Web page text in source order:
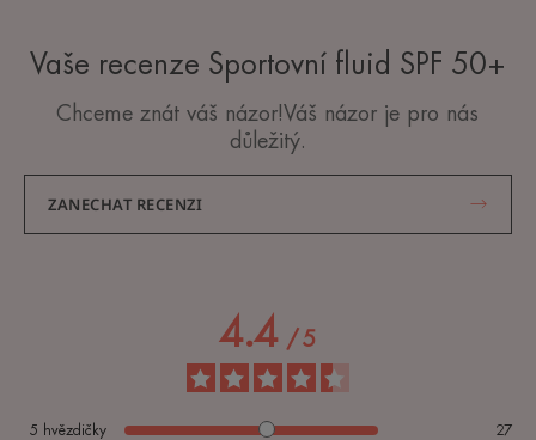
Vaše recenze Sportovní fluid SPF 50+
Chceme znát váš názor!Váš názor je pro nás
důležitý.
ZANECHAT RECENZI
4.4 / 5
5 hvězdičky
27